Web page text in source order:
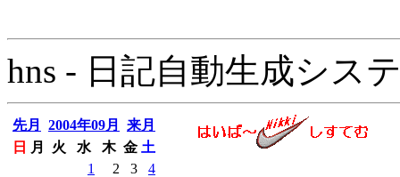
hns - 日記自動生成シス
先月 2004年09月
来月
日
月 火 水 木 金 土
1
2 3
4